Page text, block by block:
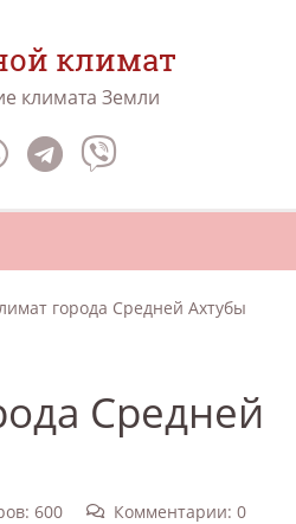
климат
климата Земли
города Средней Ахтубы
Средней
600
Комментарии: 0